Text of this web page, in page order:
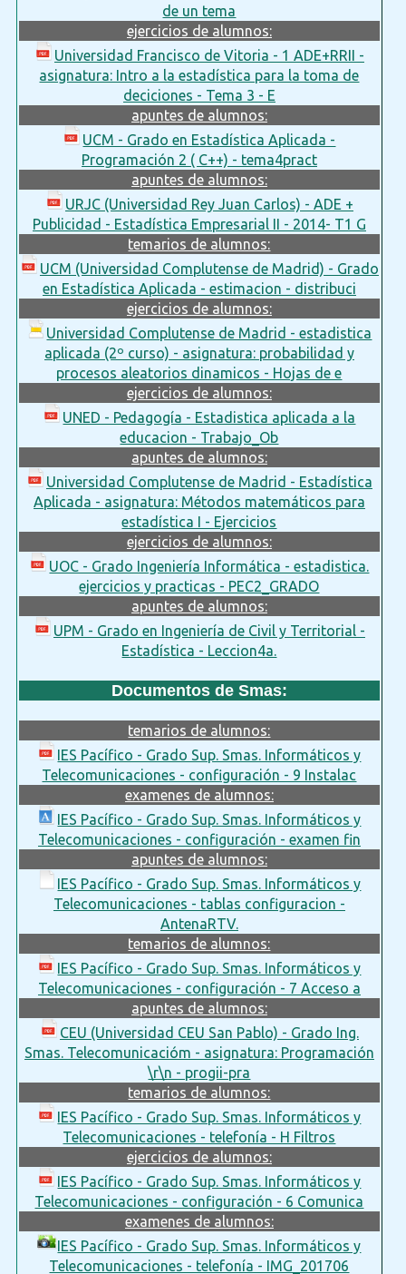
de un tema
ejercicios de alumnos:
Universidad Francisco de Vitoria - 1 ADE+RRII -
asignatura: Intro a la estadística para la toma de
deciciones - Tema 3 - E
apuntes de alumnos:
UCM - Grado en Estadística Aplicada -
Programación 2 ( C++) - tema4pract
apuntes de alumnos:
URJC (Universidad Rey Juan Carlos) - ADE +
Publicidad - Estadística Empresarial II - 2014- T1 G
temarios de alumnos:
UCM (Universidad Complutense de Madrid) - Grado
en Estadística Aplicada - estimacion - distribuci
ejercicios de alumnos:
Universidad Complutense de Madrid - estadistica
aplicada (2º curso) - asignatura: probabilidad y
procesos aleatorios dinamicos - Hojas de e
ejercicios de alumnos:
UNED - Pedagogía - Estadistica aplicada a la
educacion - Trabajo_Ob
apuntes de alumnos:
Universidad Complutense de Madrid - Estadística
Aplicada - asignatura: Métodos matemáticos para
estadística I - Ejercicios
ejercicios de alumnos:
UOC - Grado Ingeniería Informática - estadistica.
ejercicios y practicas - PEC2_GRADO
apuntes de alumnos:
UPM - Grado en Ingeniería de Civil y Territorial -
Estadística - Leccion4a.
Documentos de Smas:
temarios de alumnos:
IES Pacífico - Grado Sup. Smas. Informáticos y
Telecomunicaciones - configuración - 9 Instalac
examenes de alumnos:
IES Pacífico - Grado Sup. Smas. Informáticos y
Telecomunicaciones - configuración - examen fin
apuntes de alumnos:
IES Pacífico - Grado Sup. Smas. Informáticos y
Telecomunicaciones - tablas configuracion -
AntenaRTV.
temarios de alumnos:
IES Pacífico - Grado Sup. Smas. Informáticos y
Telecomunicaciones - configuración - 7 Acceso a
apuntes de alumnos:
CEU (Universidad CEU San Pablo) - Grado Ing.
Smas. Telecomunicacióm - asignatura: Programación
\r\n - progii-pra
temarios de alumnos:
IES Pacífico - Grado Sup. Smas. Informáticos y
Telecomunicaciones - telefonía - H Filtros
ejercicios de alumnos:
IES Pacífico - Grado Sup. Smas. Informáticos y
Telecomunicaciones - configuración - 6 Comunica
examenes de alumnos:
IES Pacífico - Grado Sup. Smas. Informáticos y
Telecomunicaciones - telefonía - IMG_201706